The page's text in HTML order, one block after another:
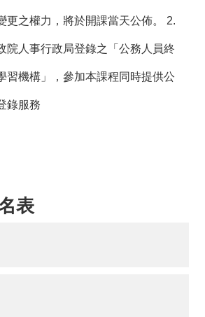
更之權力，將於開課當天公佈。 2.
院人事行政局登錄之「公務人員終
習機構」，參加本課程同時提供公
錄服務
表